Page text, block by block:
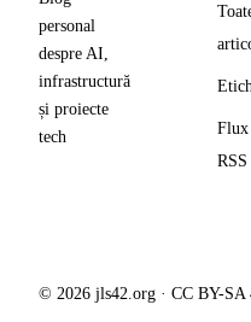
personal
despre AI,
infrastructură
și proiecte
tech
Flux
RSS
© 2026 jls42.org · CC BY-SA